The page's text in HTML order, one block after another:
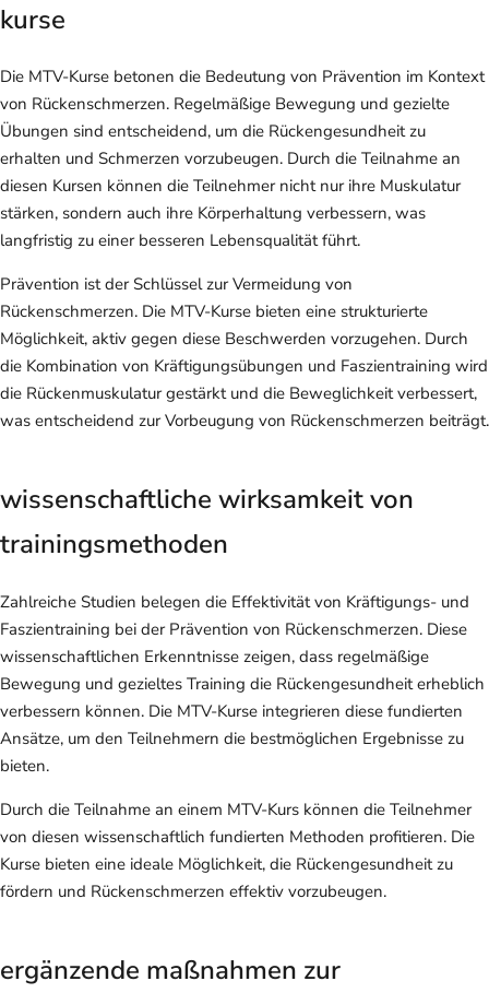
kurse
Die MTV-Kurse betonen die Bedeutung von Prävention im Kontext
von Rückenschmerzen. Regelmäßige Bewegung und gezielte
Übungen sind entscheidend, um die Rückengesundheit zu
erhalten und Schmerzen vorzubeugen. Durch die Teilnahme an
diesen Kursen können die Teilnehmer nicht nur ihre Muskulatur
stärken, sondern auch ihre Körperhaltung verbessern, was
langfristig zu einer besseren Lebensqualität führt.
Prävention ist der Schlüssel zur Vermeidung von
Rückenschmerzen. Die MTV-Kurse bieten eine strukturierte
Möglichkeit, aktiv gegen diese Beschwerden vorzugehen. Durch
die Kombination von Kräftigungsübungen und Faszientraining wird
die Rückenmuskulatur gestärkt und die Beweglichkeit verbessert,
was entscheidend zur Vorbeugung von Rückenschmerzen beiträgt.
wissenschaftliche wirksamkeit von
trainingsmethoden
Zahlreiche Studien belegen die Effektivität von Kräftigungs- und
Faszientraining bei der Prävention von Rückenschmerzen. Diese
wissenschaftlichen Erkenntnisse zeigen, dass regelmäßige
Bewegung und gezieltes Training die Rückengesundheit erheblich
verbessern können. Die MTV-Kurse integrieren diese fundierten
Ansätze, um den Teilnehmern die bestmöglichen Ergebnisse zu
bieten.
Durch die Teilnahme an einem MTV-Kurs können die Teilnehmer
von diesen wissenschaftlich fundierten Methoden profitieren. Die
Kurse bieten eine ideale Möglichkeit, die Rückengesundheit zu
fördern und Rückenschmerzen effektiv vorzubeugen.
ergänzende maßnahmen zur